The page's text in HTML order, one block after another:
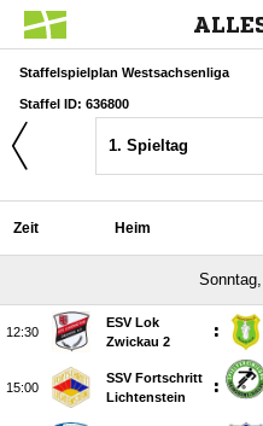
Staffelspielplan Westsachsenliga
Staffel ID: 636800
1. Spieltag
Zeit Heim

ESV Lok
Zwickau 2
:

SSV Fortschritt
Lichtenstein
: